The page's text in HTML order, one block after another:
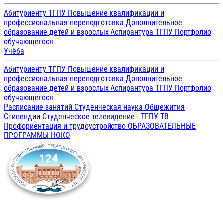
Абитуриенту ТГПУ Повышение квалификации и
профессиональная переподготовка Дополнительное
образование детей и взрослых Аспирантура ТГПУ Портфолио
обучающегося
Учёба
Абитуриенту ТГПУ Повышение квалификации и
профессиональная переподготовка Дополнительное
образование детей и взрослых Аспирантура ТГПУ Портфолио
обучающегося
Расписание занятий Студенческая наука Общежития
Стипендии Студенческое телевидение - ТГПУ ТВ
Профориентация и трудоустройство ОБРАЗОВАТЕЛЬНЫЕ
ПРОГРАММЫ НОКО